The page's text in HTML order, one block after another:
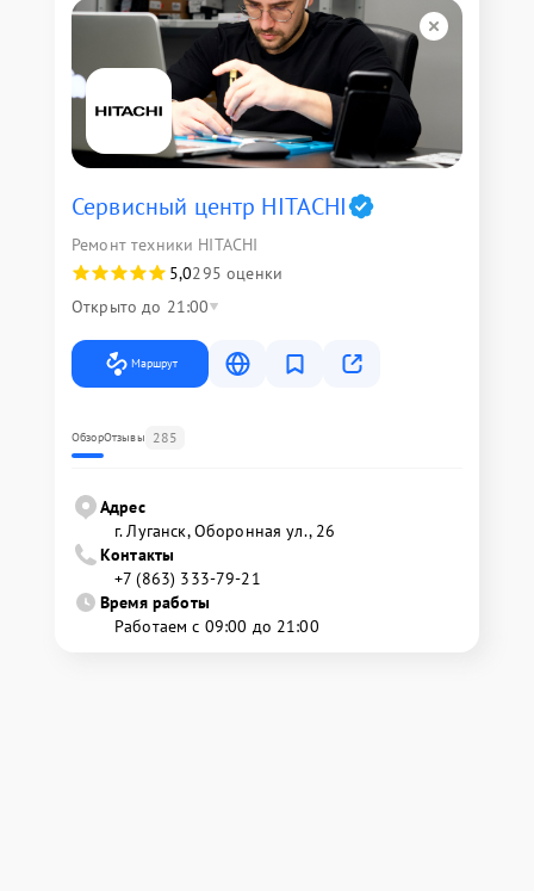
Сервисный центр HITACHI
Ремонт техники HITACHI
5,0295 оценки
Открыто до 21:00
Маршрут
ОбзорОтзывы 285
Адрес
г. Луганск, Оборонная ул., 26
Контакты
+7 (863) 333-79-21
Время работы
Работаем с 09:00 до 21:00